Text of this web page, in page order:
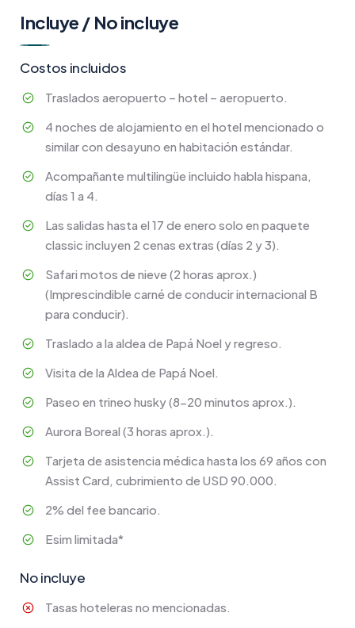
Incluye / No incluye
Costos incluidos
Traslados aeropuerto – hotel – aeropuerto.
4 noches de alojamiento en el hotel mencionado o
similar con desayuno en habitación estándar.
Acompañante multilingüe incluido habla hispana,
días 1 a 4.
Las salidas hasta el 17 de enero solo en paquete
classic incluyen 2 cenas extras (días 2 y 3).
Safari motos de nieve (2 horas aprox.)
(Imprescindible carné de conducir internacional B
para conducir).
Traslado a la aldea de Papá Noel y regreso.
Visita de la Aldea de Papá Noel.
Paseo en trineo husky (8-20 minutos aprox.).
Aurora Boreal (3 horas aprox.).
Tarjeta de asistencia médica hasta los 69 años con
Assist Card, cubrimiento de USD 90.000.
2% del fee bancario.
Esim limitada*
No incluye
Tasas hoteleras no mencionadas.